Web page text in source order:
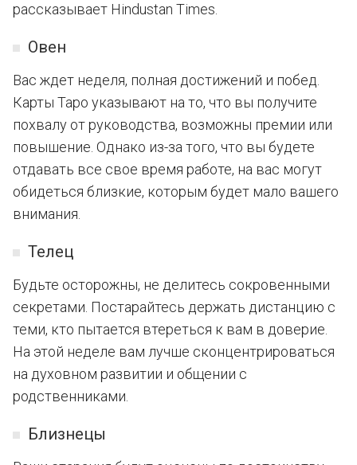
рассказывает Hindustan Times.
Овен
Вас ждет неделя, полная достижений и побед.
Карты Таро указывают на то, что вы получите
похвалу от руководства, возможны премии или
повышение. Однако из-за того, что вы будете
отдавать все свое время работе, на вас могут
обидеться близкие, которым будет мало вашего
внимания.
Телец
Будьте осторожны, не делитесь сокровенными
секретами. Постарайтесь держать дистанцию с
теми, кто пытается втереться к вам в доверие.
На этой неделе вам лучше сконцентрироваться
на духовном развитии и общении с
родственниками.
Близнецы